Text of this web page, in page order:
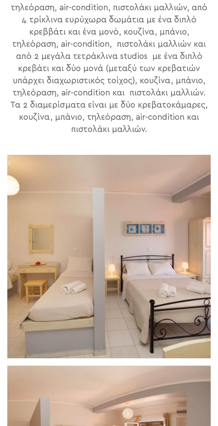
τηλεόραση, air-condition, πιστολάκι μαλλιών, από
4 τρίκλινα ευρύχωρα δωμάτια με ένα διπλό
κρεββάτι και ένα μονό, κουζίνα, μπάνιο,
τηλεόραση, air-condition, πιστολάκι μαλλιών και
από 2 μεγάλα τετράκλινα studios με ένα διπλό
κρεβάτι και δύο μονά (μεταξύ των κρεβατιών
υπάρχει διαχωριστικός τοίχος), κουζίνα, μπάνιο,
τηλεόραση, air-condition και πιστολάκι μαλλιών.
Τα 2 διαμερίσματα είναι με δύο κρεβατοκάμαρες,
κουζίνα, μπάνιο, τηλεόραση, air-condition και
πιστολάκι μαλλιών.